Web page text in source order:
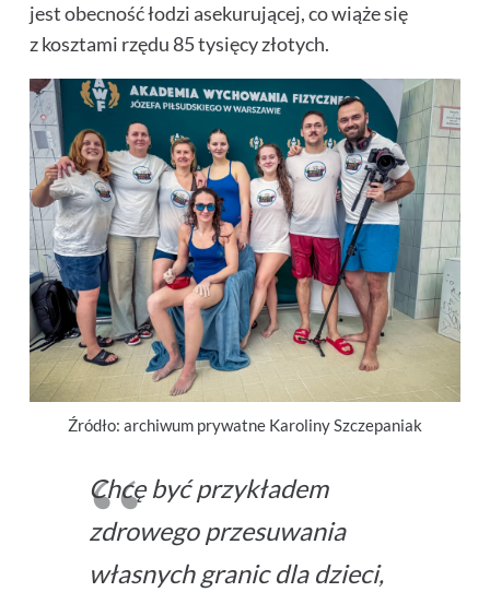
jest obecność łodzi asekurującej, co wiąże się
z kosztami rzędu 85 tysięcy złotych.
Źródło: archiwum prywatne Karoliny Szczepaniak
Chcę być przykładem
zdrowego przesuwania
własnych granic dla dzieci,